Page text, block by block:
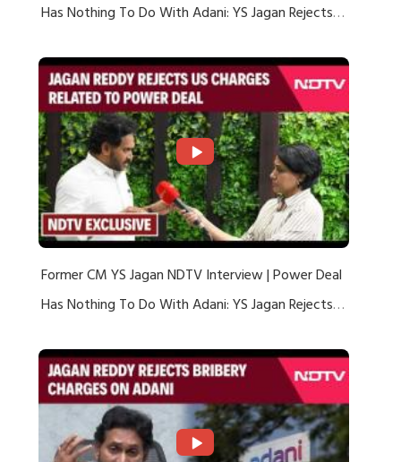
Has Nothing To Do With Adani: YS Jagan Rejects
Former CM YS Jagan NDTV Interview | Power Deal
Has Nothing To Do With Adani: YS Jagan Rejects